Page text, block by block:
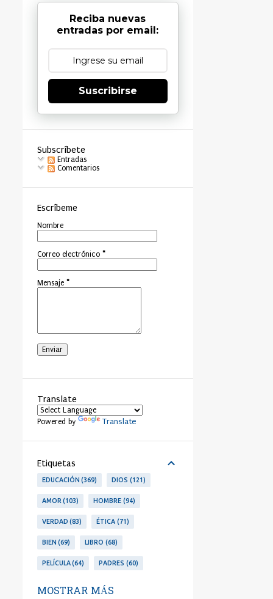
Reciba nuevas
entradas por email:
Suscribirse
Subscríbete
Entradas
Comentarios
Escríbeme
Nombre
Correo electrónico *
Mensaje *
Translate
Powered by Translate
Etiquetas
EDUCACIÓN 369 DIOS 121
AMOR 103 HOMBRE 94
VERDAD 83 ÉTICA 71
BIEN 69 LIBRO 68
PELÍCULA 64 PADRES 60
PERSONA
MOSTRAR MÁS